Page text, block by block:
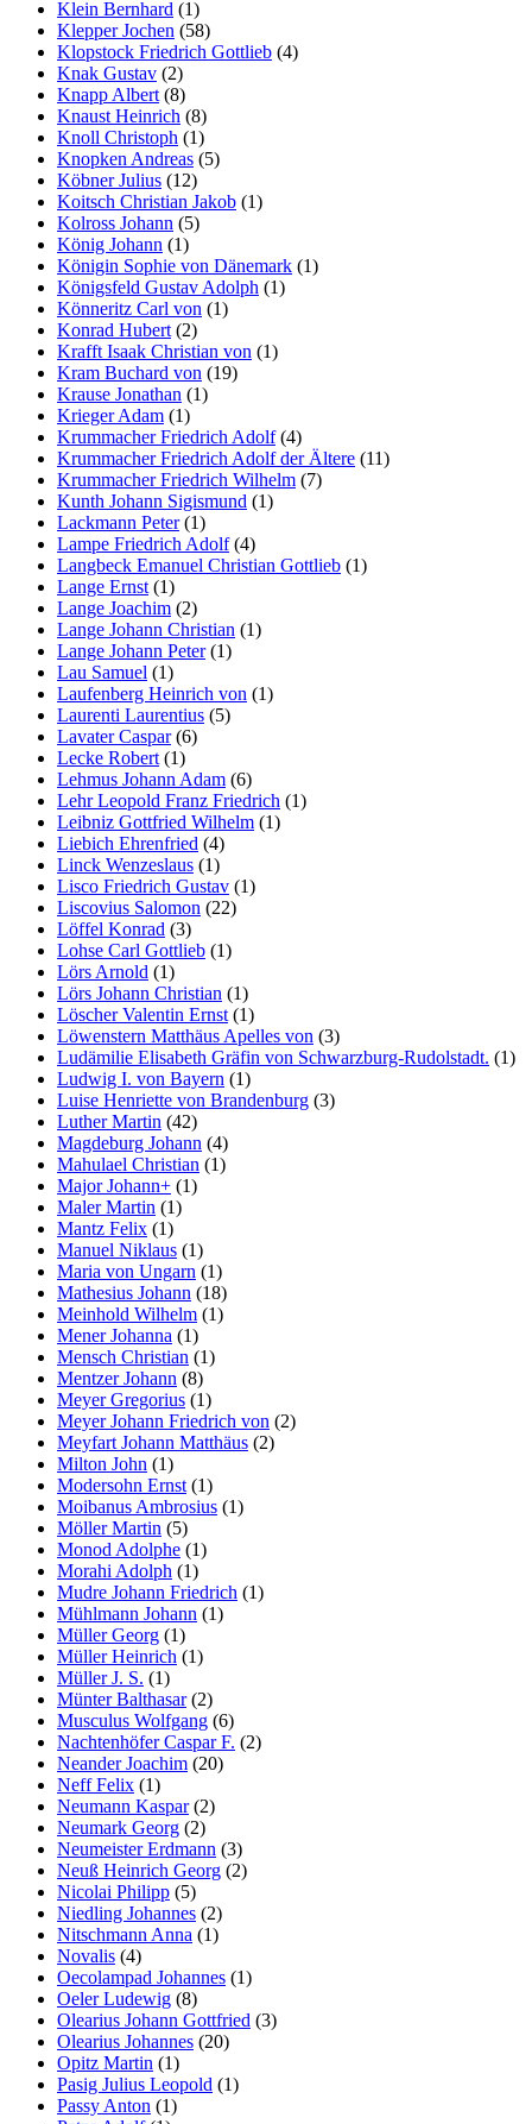
Klein Bernhard (1)
Klepper Jochen (58)
Klopstock Friedrich Gottlieb (4)
Knak Gustav (2)
Knapp Albert (8)
Knaust Heinrich (8)
Knoll Christoph (1)
Knopken Andreas (5)
Köbner Julius (12)
Koitsch Christian Jakob (1)
Kolross Johann (5)
König Johann (1)
Königin Sophie von Dänemark (1)
Königsfeld Gustav Adolph (1)
Könneritz Carl von (1)
Konrad Hubert (2)
Krafft Isaak Christian von (1)
Kram Buchard von (19)
Krause Jonathan (1)
Krieger Adam (1)
Krummacher Friedrich Adolf(4)
Krummacher Friedrich Adolf der Ältere (11)
Krummacher Friedrich Wilhelm (7)
Kunth Johann Sigismund (1)
Lackmann Peter(1)
Lampe Friedrich Adolf(4)
Langbeck Emanuel Christian Gottlieb (1)
Lange Ernst (1)
Lange Joachim (2)
Lange Johann Christian (1)
Lange Johann Peter(1)
Lau Samuel (1)
Laufenberg Heinrich von (1)
Laurenti Laurentius (5)
Lavater Caspar(6)
Lecke Robert (1)
Lehmus Johann Adam (6)
Lehr Leopold Franz Friedrich (1)
Leibniz Gottfried Wilhelm (1)
Liebich Ehrenfried (4)
Linck Wenzeslaus (1)
Lisco Friedrich Gustav (1)
Liscovius Salomon (22)
Löffel Konrad (3)
Lohse Carl Gottlieb (1)
Lörs Arnold (1)
Lörs Johann Christian (1)
Löscher Valentin Ernst (1)
Löwenstern Matthäus Apelles von (3)
Ludämilie Elisabeth Gräfin von Schwarzburg-Rudolstadt. (1)
Ludwig I. von Bayern (1)
Luise Henriette von Brandenburg (3)
Luther Martin (42)
Magdeburg Johann (4)
Mahulael Christian (1)
Major Johann+ (1)
Maler Martin (1)
Mantz Felix (1)
Manuel Niklaus (1)
Maria von Ungarn (1)
Mathesius Johann (18)
Meinhold Wilhelm (1)
Mener Johanna (1)
Mensch Christian (1)
Mentzer Johann (8)
Meyer Gregorius (1)
Meyer Johann Friedrich von (2)
Meyfart Johann Matthäus (2)
Milton John (1)
Modersohn Ernst (1)
Moibanus Ambrosius (1)
Möller Martin (5)
Monod Adolphe (1)
Morahi Adolph (1)
Mudre Johann Friedrich (1)
Mühlmann Johann (1)
Müller Georg (1)
Müller Heinrich (1)
Müller J. S. (1)
Münter Balthasar(2)
Musculus Wolfgang (6)
Nachtenhöfer Caspar F. (2)
Neander Joachim (20)
Neff Felix (1)
Neumann Kaspar(2)
Neumark Georg (2)
Neumeister Erdmann (3)
Neuß Heinrich Georg (2)
Nicolai Philipp (5)
Niedling Johannes (2)
Nitschmann Anna (1)
Novalis (4)
Oecolampad Johannes (1)
Oeler Ludewig (8)
Olearius Johann Gottfried (3)
Olearius Johannes (20)
Opitz Martin (1)
Pasig Julius Leopold (1)
Passy Anton (1)